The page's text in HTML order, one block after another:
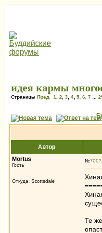
идея кармы
Страницы Пред. 1 2 3 4 5 6 7
Автор
Mortus
Гость
Откуда: Scottsdale
№
Те